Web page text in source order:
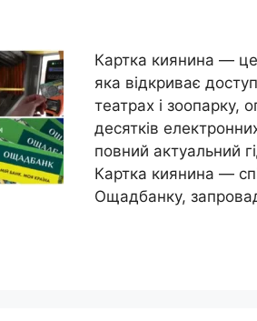
Картка киянина — це
яка відкриває
театрах і зоопарку,
десятків
повний актуальний
Картка киянина —
Ощадбанку,